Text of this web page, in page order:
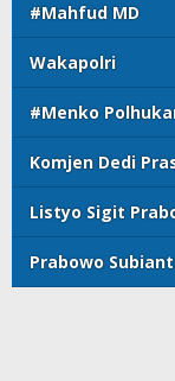
#Mahfud MD
Wakapolri
#Menko
Komjen Dedi
Listyo Sigit
Prabowo